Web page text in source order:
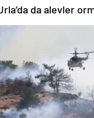
da alevler